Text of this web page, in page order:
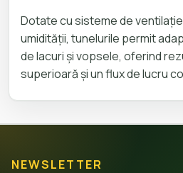
Dotate cu sisteme de
umidității, tunelurile permit
de lacuri și vopsele, oferind
superioară și un flux de lucru
NEWSLETTER